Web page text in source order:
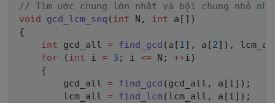
// Tìm ước chung lớn nhất và bội chung nhỏ
void
gcd_lcm_seq ( int N , int a [ ] )
{
int gcd_all = find_gcd ( a [ 1] , a [2] ) ,
for
( int i = 3 ; i <= N ; ++i )
{
        gcd_all
= find_gcd ( gcd_all , a [i] ) ;
        lcm_all
= find_lcm( lcm_all , a [i] ) ;